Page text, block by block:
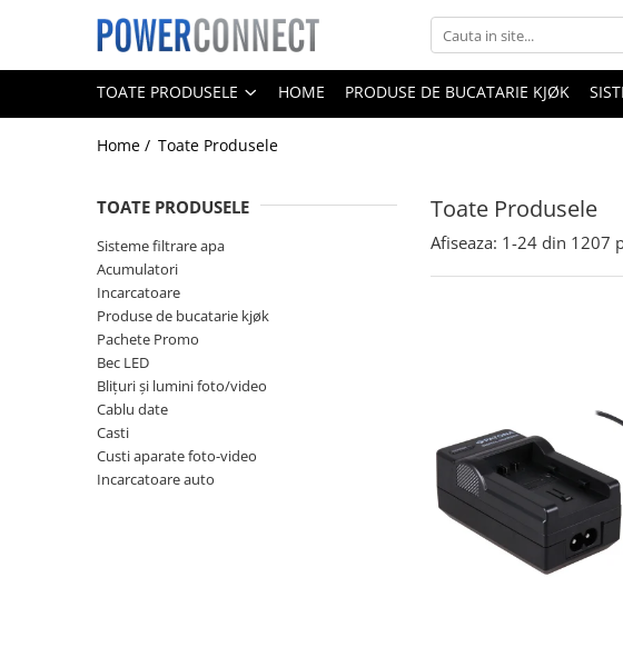
Toate Produsele
Sisteme filtrare apa
Sisteme filtrare apa
Acumulatori
Aparate foto
Camere video
Telefoane mobile
Aspiratoare
Boxe portabile
TOATE PRODUSELE HOME PRODUSE DE BUCATARIE KJØK
Home / Toate Produsele
Toate Produsele
TOATE PRODUSELE
Sisteme filtrare apa
Acumulatori
Incarcatoare
Produse de bucatarie kjøk
Pachete Promo
Bec LED
Blițuri și lumini foto/video
Cablu date
Casti
Custi aparate foto-video
Incarcatoare auto
Afiseaza: 1-24 din 1207